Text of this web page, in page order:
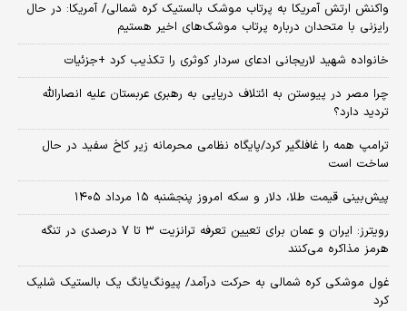
واکنش ارتش آمریکا به پرتاب موشک بالستیک کره شمالی/ آمریکا: در حال
رایزنی با متحدان درباره پرتاب موشک‌های اخیر هستیم
خانواده شهید لاریجانی ادعای سردار کوثری را تکذیب کرد +جزئیات
چرا مصر در پیوستن به ائتلاف دریایی به رهبری عربستان علیه انصارالله
تردید دارد؟
ترامپ همه را غافلگیر کرد/پایگاه نظامی محرمانه زیر کاخ سفید در حال
ساخت است
پیش‌بینی قیمت طلا، دلار و سکه امروز پنجشنبه ۱۵ مرداد ۱۴۰۵
رویترز: ایران و عمان برای تعیین تعرفه ترانزیت ۳ تا ۷ درصدی در تنگه
هرمز مذاکره می‌کنند
غول موشکی کره شمالی به حرکت درآمد/ پیونگ‌یانگ یک بالستیک شلیک
کرد